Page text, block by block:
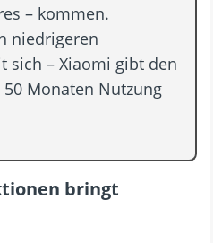
– kommen.
niedrigeren
sich – Xiaomi gibt den
Monaten Nutzung
bringt